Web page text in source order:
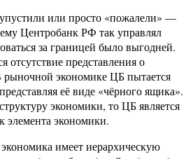
или просто «пожалели» —
Центробанк РФ так управлял
за границей было выгодней.
отсутствие представления о
рыночной экономике ЦБ пытается
её виде «чёрного ящика».
экономики, то ЦБ является
элемента экономики.
имеет иерархическую